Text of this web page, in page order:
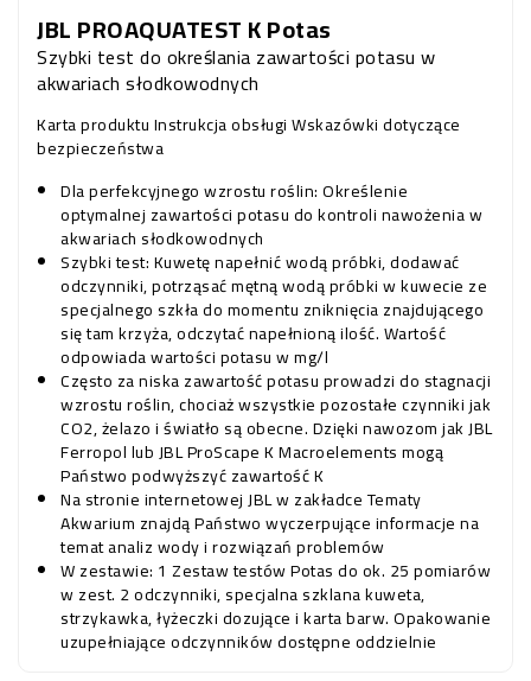
JBL PROAQUATEST K Potas
Szybki test do określania zawartości potasu w
akwariach słodkowodnych
Karta produktuInstrukcja obsługiWskazówki dotyczące
bezpieczeństwa
Dla perfekcyjnego wzrostu roślin: Określenie
optymalnej zawartości potasu do kontroli nawożenia w
akwariach słodkowodnych
Szybki test: Kuwetę napełnić wodą próbki, dodawać
odczynniki, potrząsać mętną wodą próbki w kuwecie ze
specjalnego szkła do momentu zniknięcia znajdującego
się tam krzyża, odczytać napełnioną ilość. Wartość
odpowiada wartości potasu w mg/l
Często za niska zawartość potasu prowadzi do stagnacji
wzrostu roślin, chociaż wszystkie pozostałe czynniki jak
CO2, żelazo i światło są obecne. Dzięki nawozom jak JBL
Ferropol lub JBL ProScape K Macroelements mogą
Państwo podwyższyć zawartość K
Na stronie internetowej JBL w zakładce Tematy
Akwarium znajdą Państwo wyczerpujące informacje na
temat analiz wody i rozwiązań problemów
W zestawie: 1 Zestaw testów Potas do ok. 25 pomiarów
w zest. 2 odczynniki, specjalna szklana kuweta,
strzykawka, łyżeczki dozujące i karta barw. Opakowanie
uzupełniające odczynników dostępne oddzielnie